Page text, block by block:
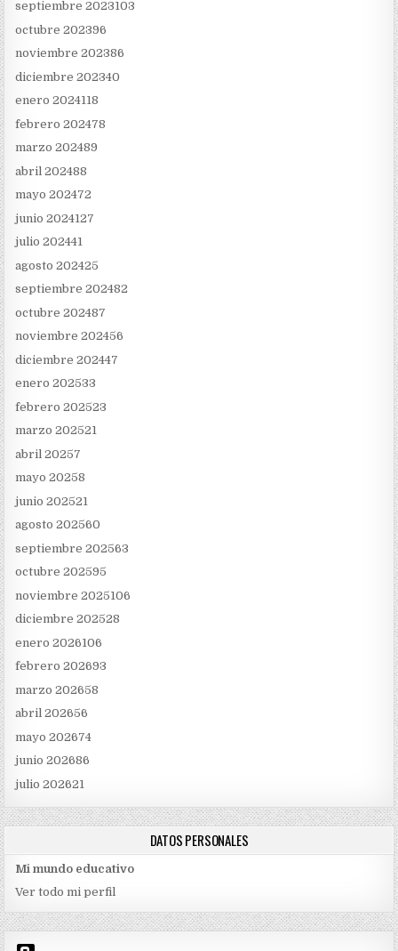
septiembre 2023103
octubre 202396
noviembre 202386
diciembre 202340
enero 2024118
febrero 202478
marzo 202489
abril 202488
mayo 202472
junio 2024127
julio 202441
agosto 202425
septiembre 202482
octubre 202487
noviembre 202456
diciembre 202447
enero 202533
febrero 202523
marzo 202521
abril 20257
mayo 20258
junio 202521
agosto 202560
septiembre 202563
octubre 202595
noviembre 2025106
diciembre 202528
enero 2026106
febrero 202693
marzo 202658
abril 202656
mayo 202674
junio 202686
julio 202621
DATOS PERSONALES
Mi mundo educativo
Ver todo mi perfil